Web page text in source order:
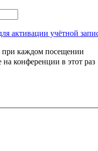
активации учётной
при каждом посещении
конференции в этот раз